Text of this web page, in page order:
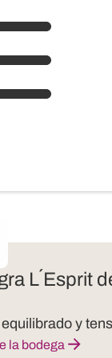
L´Esprit
y
la bodega